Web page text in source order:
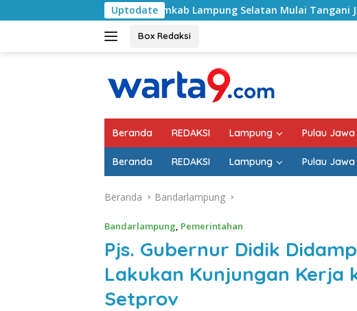
ke
Uptodate
Pemkab Lampung Selatan Mulai Tangani Jalan RA Basyid,
Box Redaksi
Beranda REDAKSI Lampung Pulau Jawa
Beranda REDAKSI Lampung Pulau Jawa
Beranda Bandarlampung
Bandarlampung, Pemerintahan
Pjs. Gubernur Didik
Lakukan Kunjungan Kerja
Setprov